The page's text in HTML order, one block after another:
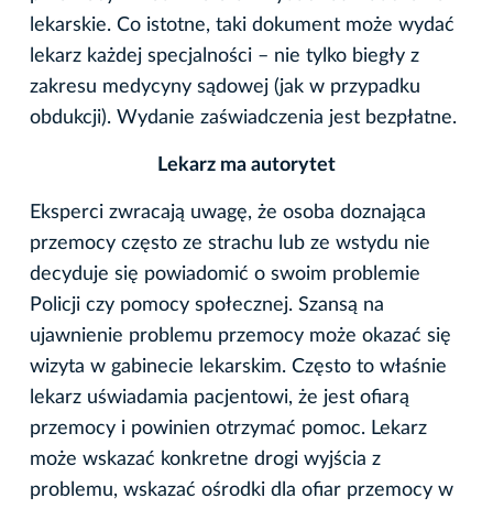
lekarskie. Co istotne, taki dokument może wydać
lekarz każdej specjalności – nie tylko biegły z
zakresu medycyny sądowej (jak w przypadku
obdukcji). Wydanie zaświadczenia jest bezpłatne.
Lekarz ma autorytet
Eksperci zwracają uwagę, że osoba doznająca
przemocy często ze strachu lub ze wstydu nie
decyduje się powiadomić o swoim problemie
Policji czy pomocy społecznej. Szansą na
ujawnienie problemu przemocy może okazać się
wizyta w gabinecie lekarskim. Często to właśnie
lekarz uświadamia pacjentowi, że jest ofiarą
przemocy i powinien otrzymać pomoc. Lekarz
może wskazać konkretne drogi wyjścia z
problemu, wskazać ośrodki dla ofiar przemocy w